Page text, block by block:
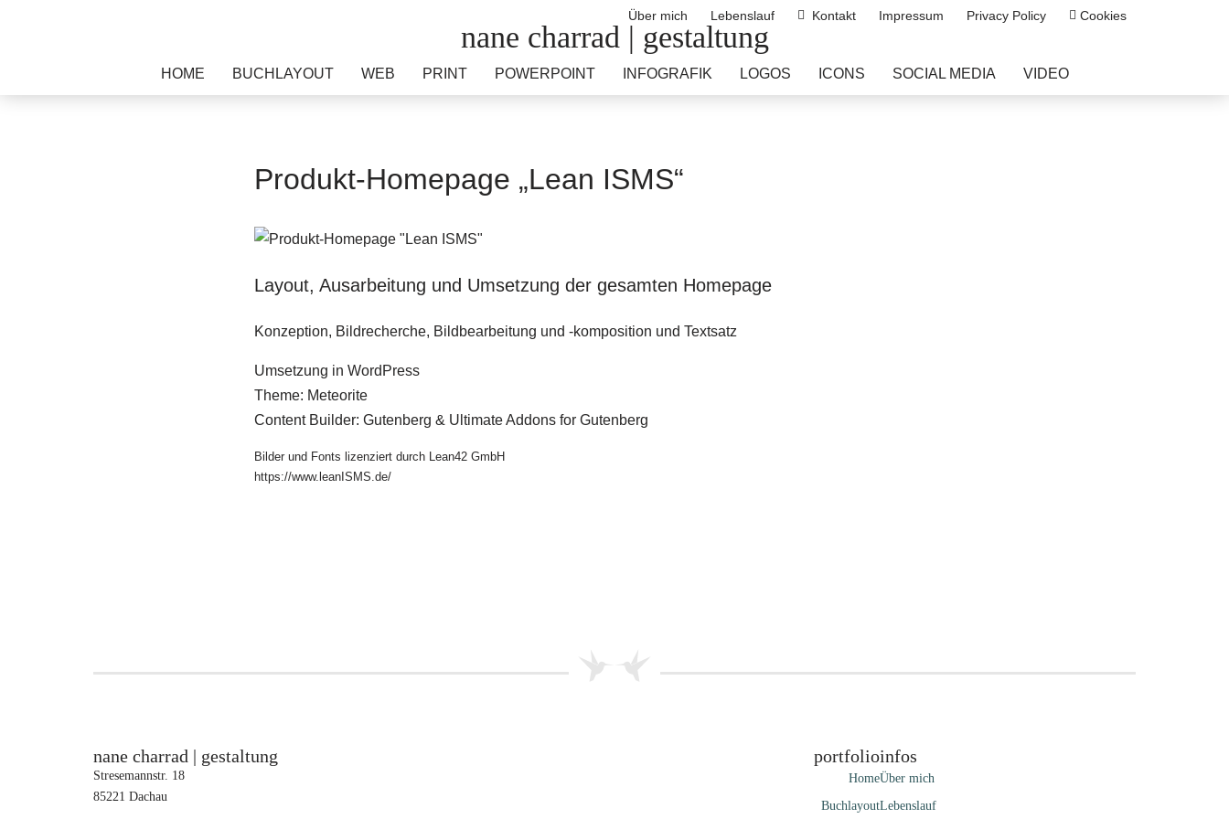
springen
Über mich Lebenslauf Kontakt Impressum Privacy Policy Cookies
nane charrad | gestaltung
HOME BUCHLAYOUT WEB PRINT POWERPOINT INFOGRAFIK LOGOS ICONS SOCIAL MEDIA VIDEO
Produkt-Homepage „Lean ISMS“​​
Layout, Ausarbeitung und Umsetzung der gesamten Homepage
Konzeption, Bildrecherche, Bildbearbeitung und -komposition und Textsatz
Umsetzung in WordPress
Theme: Meteorite
Content Builder: Gutenberg & Ultimate Addons for Gutenberg
Bilder und Fonts lizenziert durch Lean42 GmbH
https://www.leanISMS.de/
nane charrad | gestaltung
Stresemannstr. 18
85221 Dachau
portfolio
Home
Buchlayout
infos
Über mich
Lebenslauf